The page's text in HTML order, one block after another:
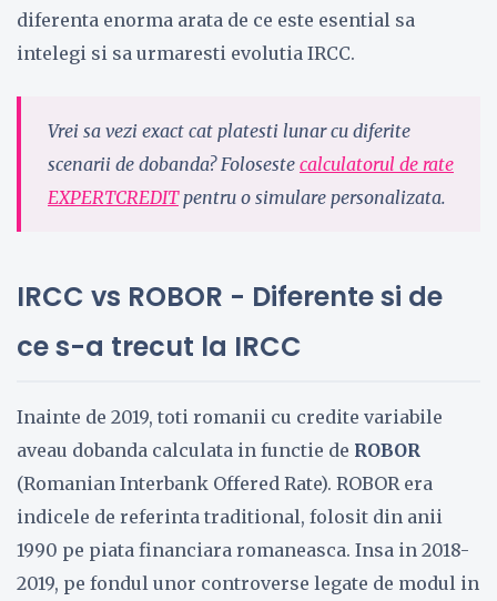
diferenta enorma arata de ce este esential sa
intelegi si sa urmaresti evolutia IRCC.
Vrei sa vezi exact cat platesti lunar cu diferite
scenarii de dobanda? Foloseste calculatorul de rate
EXPERTCREDITpentru o simulare personalizata.
IRCC vs ROBOR - Diferente si de
ce s-a trecut la IRCC
Inainte de 2019, toti romanii cu credite variabile
aveau dobanda calculata in functie de ROBOR
(Romanian Interbank Offered Rate). ROBOR era
indicele de referinta traditional, folosit din anii
1990 pe piata financiara romaneasca. Insa in 2018-
2019, pe fondul unor controverse legate de modul in